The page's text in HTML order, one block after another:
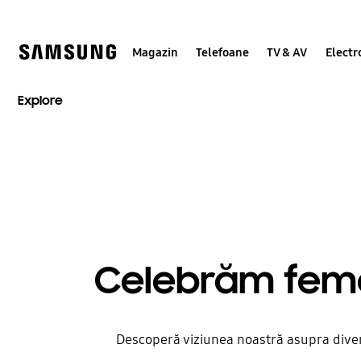
Magazin Telefoane TV & AV
Explore
Celebrăm
Descoperă viziunea noastră asupra